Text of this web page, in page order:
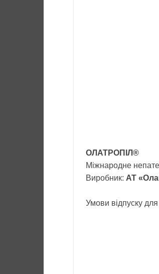
ОЛАТРОПІЛ®
Міжнародне
Виробник: АТ
Умови відпуску для